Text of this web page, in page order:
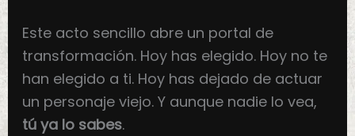
Este acto sencillo abre un portal de
transformación. Hoy has elegido. Hoy no te
han elegido a ti. Hoy has dejado de actuar
un personaje viejo. Y aunque nadie lo vea,
tú ya lo sabes.